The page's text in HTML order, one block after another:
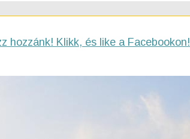
hozzánk! Klikk, és like a Facebookon!